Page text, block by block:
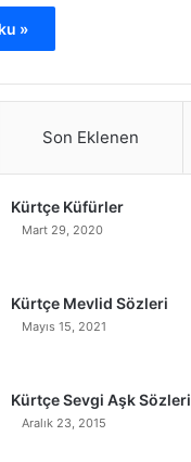
»
Son Eklenen
Kürtçe Küfürler
Mart 29, 2020
Kürtçe Mevlid Sözleri
Mayıs 15, 2021
Kürtçe Sevgi Aşk Sözleri
Aralık 23, 2015